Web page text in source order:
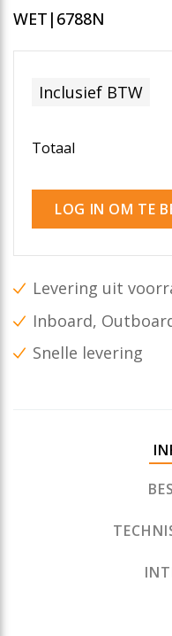
WET|6788N
Inclusief BTW
Totaal
LOG IN OM TE
Levering uit
Inboard,
Snelle levering